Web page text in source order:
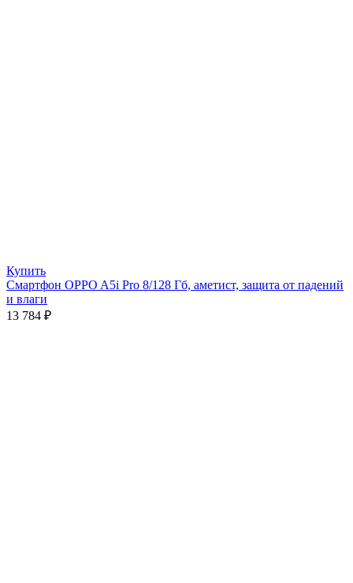
Купить
Смартфон OPPO A5i Pro 8/128 Гб, аметист, защита от падений
и влаги
13 784 ₽